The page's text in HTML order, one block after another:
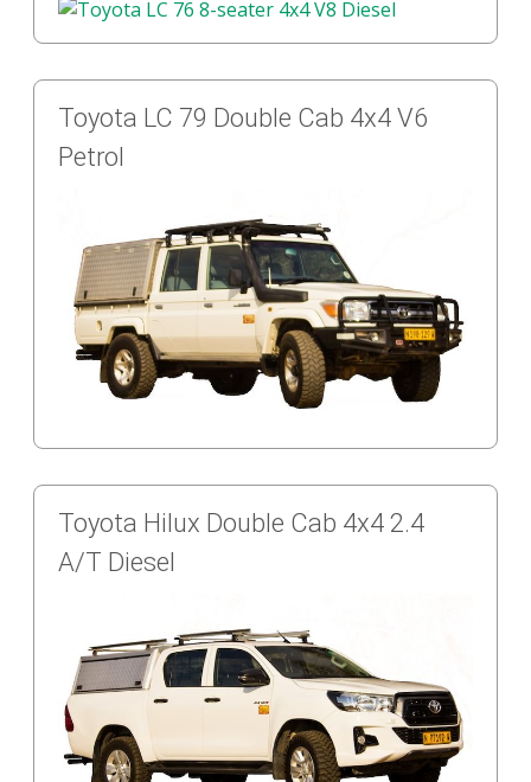
Toyota LC 79 Double Cab 4x4 V6
Petrol
Toyota Hilux Double Cab 4x4 2.4
A/T Diesel